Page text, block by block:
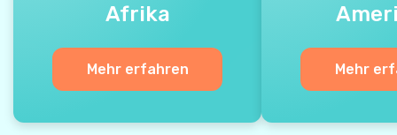
Afrika
Mehr erfahren Mehr